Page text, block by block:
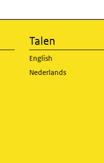
Talen
English
Nederlands